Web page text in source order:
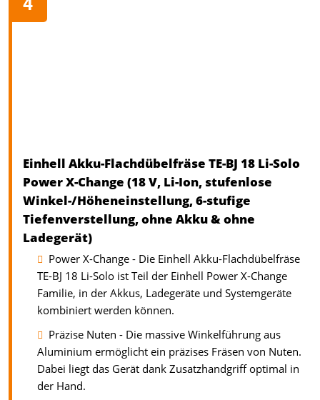
Einhell Akku-Flachdübelfräse TE-BJ 18 Li-Solo
Power X-Change (18 V, Li-Ion, stufenlose
Winkel-/Höheneinstellung, 6-stufige
Tiefenverstellung, ohne Akku & ohne
Ladegerät)
Power X-Change - Die Einhell Akku-Flachdübelfräse
TE-BJ 18 Li-Solo ist Teil der Einhell Power X-Change
Familie, in der Akkus, Ladegeräte und Systemgeräte
kombiniert werden können.
Präzise Nuten - Die massive Winkelführung aus
Aluminium ermöglicht ein präzises Fräsen von Nuten.
Dabei liegt das Gerät dank Zusatzhandgriff optimal in
der Hand.